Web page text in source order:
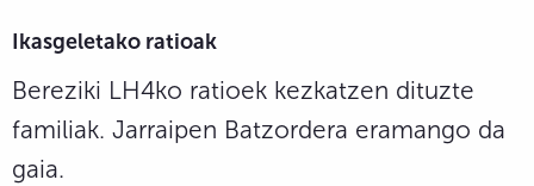
Ikasgeletako ratioak
Bereziki LH4ko ratioek kezkatzen dituzte
familiak. Jarraipen Batzordera eramango da
gaia.